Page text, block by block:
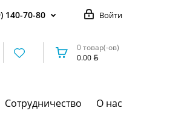
Войти
140-70-80
0 товар(-ов)
0.00
Сотрудничество О нас